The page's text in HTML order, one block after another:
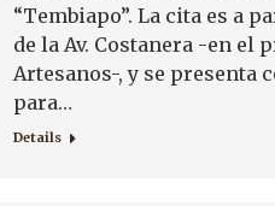
“Tembiapo”. La cita es a
de la Av. Costanera -en el
Artesanos-, y se presenta
para…
Details